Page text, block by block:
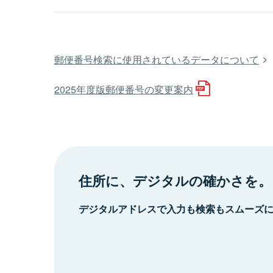
郵便番号検索に使用されているデータについて
2025年度版郵便番号の変更案内
住所に、デジタルの確かさを。
デジタルアドレスで入力も検索もスムーズ